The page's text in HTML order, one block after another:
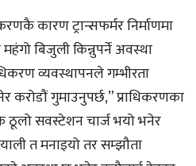
कारण ट्रान्सफर्मर निर्माणमा
बिजुली किन्नुपर्ने अवस्था
व्यवस्थापनले गम्भीरता
करोडौं गुमाउनुपर्छ,” प्राधिकरणका
सवस्टेशन चार्ज भयो भनेर
त मनाइयो तर सम्झौता